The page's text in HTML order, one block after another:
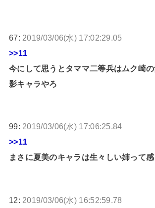
67: 2019/03/06(水) 17:02:29.05
>>11
今にして思うとタママ二等兵はムク崎
影キャラやろ
99: 2019/03/06(水) 17:06:25.84
>>11
まさに夏美のキャラは生々しい姉って
12: 2019/03/06(水) 16:52:59.78